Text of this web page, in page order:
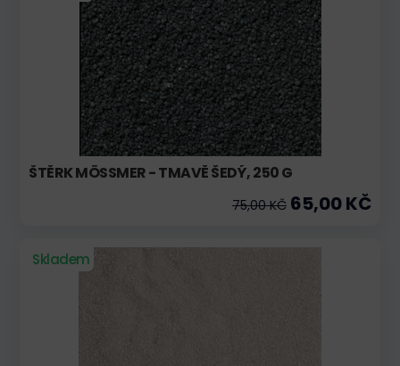
ŠTĚRK MÖSSMER - TMAVĚ ŠEDÝ, 250 G
75,00 KČ 65,00 KČ
Skladem